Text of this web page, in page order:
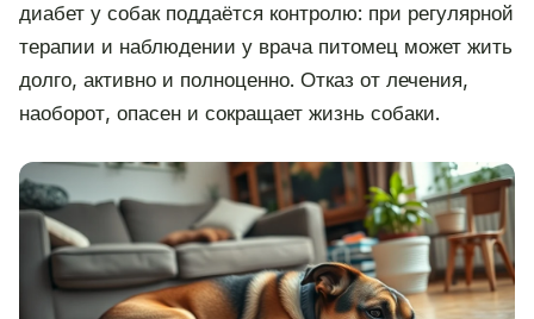
диабет у собак поддаётся контролю: при регулярной
терапии и наблюдении у врача питомец может жить
долго, активно и полноценно. Отказ от лечения,
наоборот, опасен и сокращает жизнь собаки.